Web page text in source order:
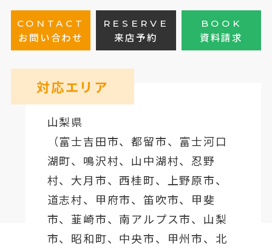
CONTACT
お問い合わせ
RESERVE
来店予約
BOOK
資料請求
対応エリア
山梨県
（富士吉田市、都留市、 富士河口
湖町、鳴沢村、山中湖村、忍野
村、 大月市、西桂町、上野原市、
道志村、 甲府市、笛吹市、甲斐
市、韮崎市、南アルプス市、山梨
市、昭和町、中央市、甲州市、北